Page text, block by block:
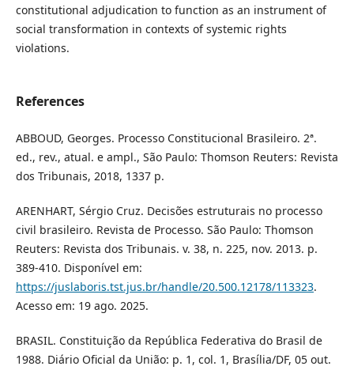
constitutional adjudication to function as an instrument of
social transformation in contexts of systemic rights
violations.
References
ABBOUD, Georges. Processo Constitucional Brasileiro. 2ª.
ed., rev., atual. e ampl., São Paulo: Thomson Reuters: Revista
dos Tribunais, 2018, 1337 p.
ARENHART, Sérgio Cruz. Decisões estruturais no processo
civil brasileiro. Revista de Processo. São Paulo: Thomson
Reuters: Revista dos Tribunais. v. 38, n. 225, nov. 2013. p.
389-410. Disponível em:
https://juslaboris.tst.jus.br/handle/20.500.12178/113323.
Acesso em: 19 ago. 2025.
BRASIL. Constituição da República Federativa do Brasil de
1988. Diário Oficial da União: p. 1, col. 1, Brasília/DF, 05 out.